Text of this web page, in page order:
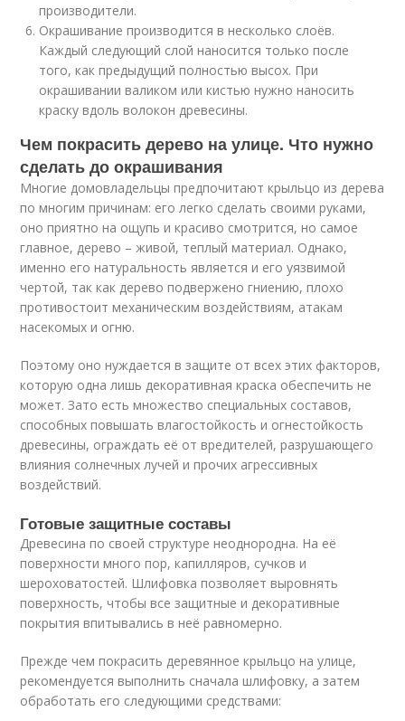
производители.
Окрашивание производится в несколько слоёв.
Каждый следующий слой наносится только после
того, как предыдущий полностью высох. При
окрашивании валиком или кистью нужно наносить
краску вдоль волокон древесины.
Чем покрасить дерево на улице. Что нужно
сделать до окрашивания
Многие домовладельцы предпочитают крыльцо из дерева
по многим причинам: его легко сделать своими руками,
оно приятно на ощупь и красиво смотрится, но самое
главное, дерево – живой, теплый материал. Однако,
именно его натуральность является и его уязвимой
чертой, так как дерево подвержено гниению, плохо
противостоит механическим воздействиям, атакам
насекомых и огню.
Поэтому оно нуждается в защите от всех этих факторов,
которую одна лишь декоративная краска обеспечить не
может. Зато есть множество специальных составов,
способных повышать влагостойкость и огнестойкость
древесины, ограждать её от вредителей, разрушающего
влияния солнечных лучей и прочих агрессивных
воздействий.
Готовые защитные составы
Древесина по своей структуре неоднородна. На её
поверхности много пор, капилляров, сучков и
шероховатостей. Шлифовка позволяет выровнять
поверхность, чтобы все защитные и декоративные
покрытия впитывались в неё равномерно.
Прежде чем покрасить деревянное крыльцо на улице,
рекомендуется выполнить сначала шлифовку, а затем
обработать его следующими средствами: